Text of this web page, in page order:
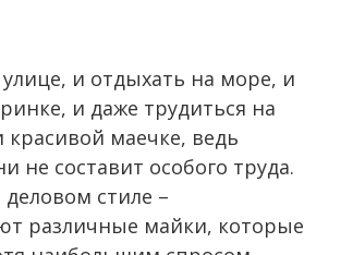
и отдыхать на море, и
и даже трудиться на
красивой маечке, ведь
не составит особого труда.
стиле –
различные майки, которые